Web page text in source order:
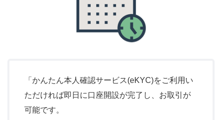
「かんたん本人確認サービス(eKYC)をご利用い
ただければ即日に口座開設が完了し、お取引が
可能です。